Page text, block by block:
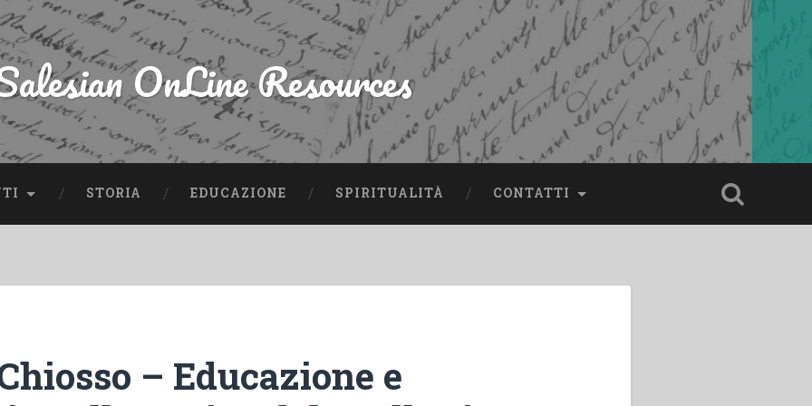
OnLine Resources
STORIA EDUCAZIONE SPIRITUALITÀ CONTATTI
– Educazione e